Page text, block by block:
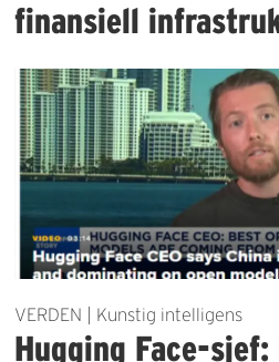
finansiell
VERDEN | Kunstig intelligens
Hugging Face-